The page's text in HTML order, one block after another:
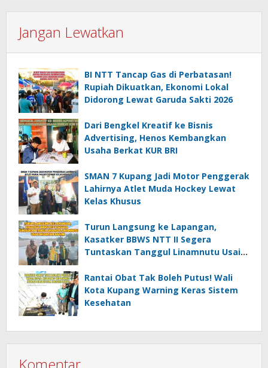
Jangan Lewatkan
BI NTT Tancap Gas di Perbatasan!
Rupiah Dikuatkan, Ekonomi Lokal
Didorong Lewat Garuda Sakti 2026
Dari Bengkel Kreatif ke Bisnis
Advertising, Henos Kembangkan
Usaha Berkat KUR BRI
SMAN 7 Kupang Jadi Motor Penggerak
Lahirnya Atlet Muda Hockey Lewat
Kelas Khusus
Turun Langsung ke Lapangan,
Kasatker BBWS NTT II Segera
Tuntaskan Tanggul Linamnutu Usai
Rantai Obat Tak Boleh Putus! Wali
Kota Kupang Warning Keras Sistem
Kesehatan